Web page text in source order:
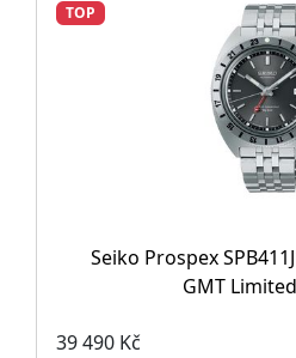
TOP
Seiko Prospex
GMT
39 490 Kč